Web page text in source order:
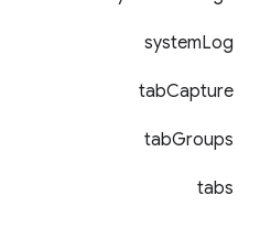
systemLog
tabCapture
tabGroups
tabs